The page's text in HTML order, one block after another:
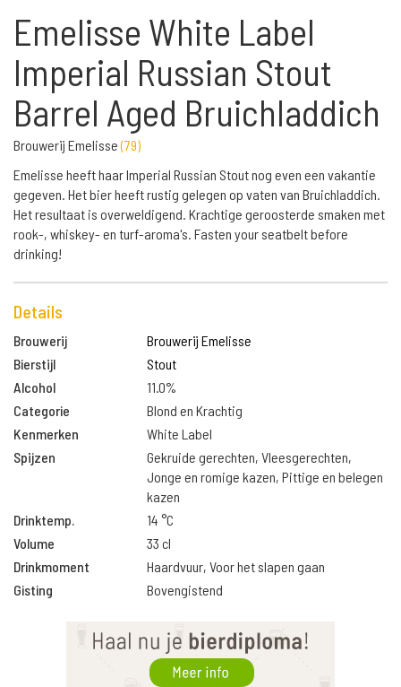
Emelisse White Label
Imperial Russian Stout
Barrel Aged Bruichladdich
Brouwerij Emelisse(79)
Emelisse heeft haar Imperial Russian Stout nog even een vakantie
gegeven. Het bier heeft rustig gelegen op vaten van Bruichladdich.
Het resultaat is overweldigend. Krachtige geroosterde smaken met
rook-, whiskey- en turf-aroma's. Fasten your seatbelt before
drinking!
Details
Brouwerij
Brouwerij Emelisse
Bierstijl
Stout
Alcohol
11.0%
Categorie
Blond en Krachtig
Kenmerken
White Label
Spijzen
Gekruide gerechten, Vleesgerechten,
Jonge en romige kazen, Pittige en belegen
kazen
Drinktemp.
14 °C
Volume
33 cl
Drinkmoment
Haardvuur, Voor het slapen gaan
Gisting
Bovengistend